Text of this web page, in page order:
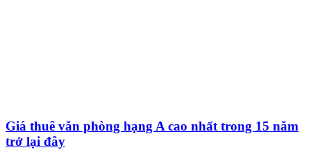
Giá thuê văn phòng hạng A cao nhất trong 15 năm
trở lại đây